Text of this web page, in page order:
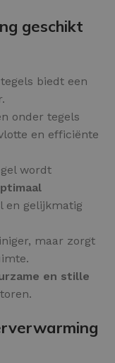
geschikt
biedt een
onder tegels
en efficiënte
wordt
en gelijkmatig
maar zorgt
en stille